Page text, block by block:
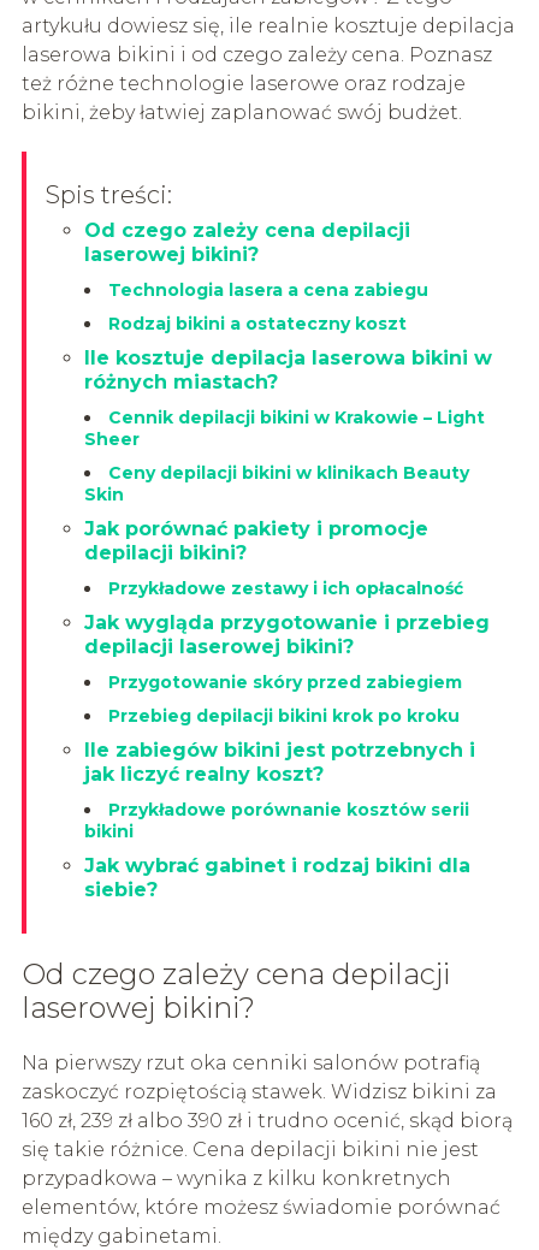
artykułu dowiesz się, ile realnie kosztuje depilacja
laserowa bikini i od czego zależy cena. Poznasz
też różne technologie laserowe oraz rodzaje
bikini, żeby łatwiej zaplanować swój budżet.
Spis treści:
Od czego zależy cena depilacji
laserowej bikini?
Technologia lasera a cena zabiegu
Rodzaj bikini a ostateczny koszt
Ile kosztuje depilacja laserowa bikini w
różnych miastach?
Cennik depilacji bikini w Krakowie – Light
Sheer
Ceny depilacji bikini w klinikach Beauty
Skin
Jak porównać pakiety i promocje
depilacji bikini?
Przykładowe zestawy i ich opłacalność
Jak wygląda przygotowanie i przebieg
depilacji laserowej bikini?
Przygotowanie skóry przed zabiegiem
Przebieg depilacji bikini krok po kroku
Ile zabiegów bikini jest potrzebnych i
jak liczyć realny koszt?
Przykładowe porównanie kosztów serii
bikini
Jak wybrać gabinet i rodzaj bikini dla
siebie?
Od czego zależy cena depilacji
laserowej bikini?
Na pierwszy rzut oka cenniki salonów potrafią
zaskoczyć rozpiętością stawek. Widzisz bikini za
160 zł, 239 zł albo 390 zł i trudno ocenić, skąd biorą
się takie różnice. Cena depilacji bikini nie jest
przypadkowa – wynika z kilku konkretnych
elementów, które możesz świadomie porównać
między gabinetami.